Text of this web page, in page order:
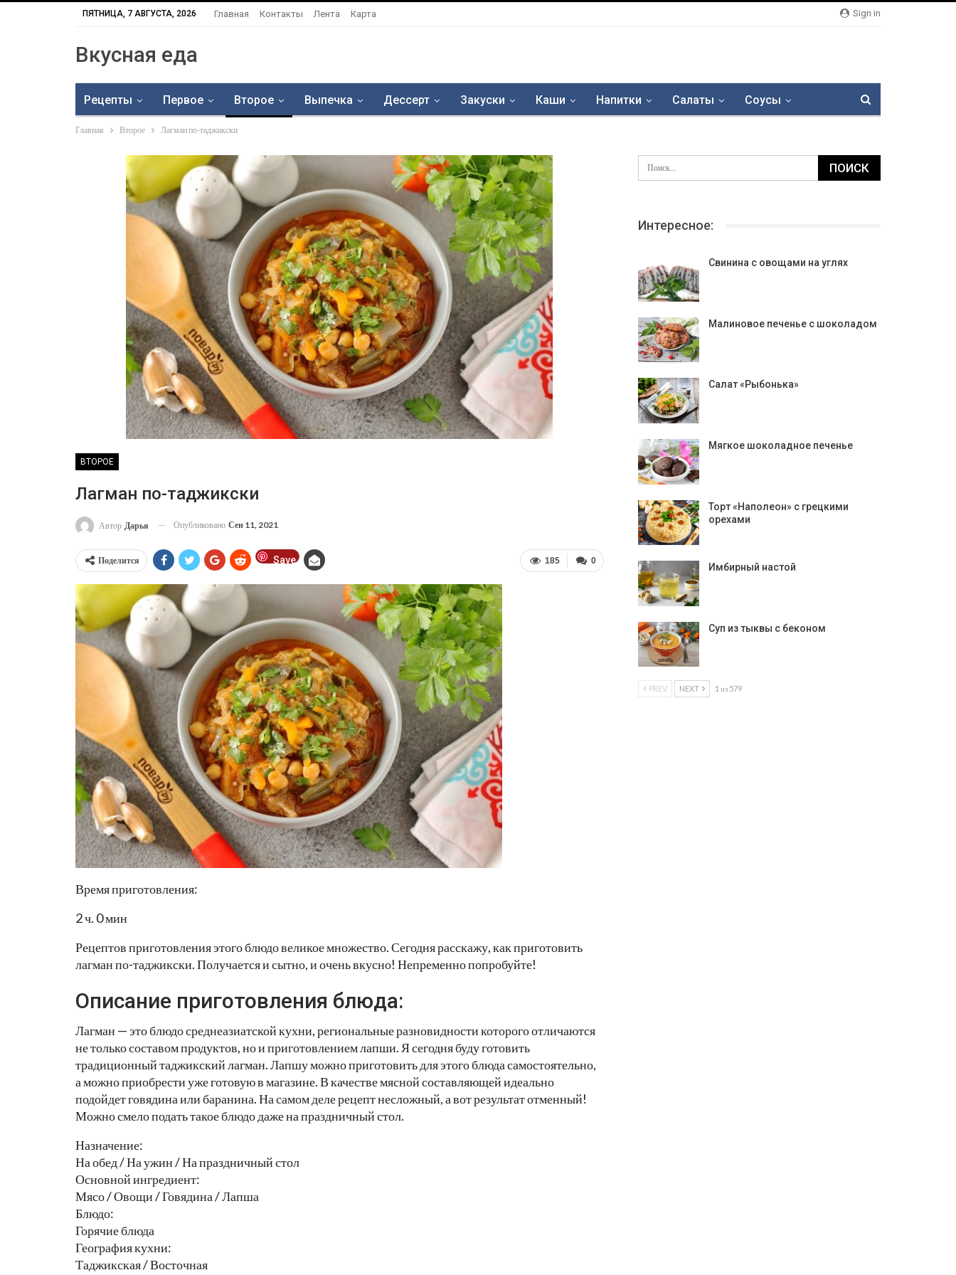
Sign in
ПЯТНИЦА, 7 АВГУСТА, 2026 Главная Контакты Лента Карта
Вкусная еда
Рецепты Первое Второе Выпечка Дессерт Закуски Каши Напитки Салаты Соусы
Главная Второе Лагман по-таджикски
ВТОРОЕ
Лагман по-таджикски
Автор Дарья Опубликовано Сен 11, 2021
0
185
Поделится Save
Время приготовления:
2 ч. 0 мин
Рецептов приготовления этого блюдо великое множество. Сегодня расскажу, как приготовить
лагман по-таджикски. Получается и сытно, и очень вкусно! Непременно попробуйте!
Описание приготовления блюда:
Лагман — это блюдо среднеазиатской кухни, региональные разновидности которого отличаются
не только составом продуктов, но и приготовлением лапши. Я сегодня буду готовить
традиционный таджикский лагман. Лапшу можно приготовить для этого блюда самостоятельно,
а можно приобрести уже готовую в магазине. В качестве мясной составляющей идеально
подойдет говядина или баранина. На самом деле рецепт несложный, а вот результат отменный!
Можно смело подать такое блюдо даже на праздничный стол.
Назначение:
На обед / На ужин / На праздничный стол
Основной ингредиент:
Мясо / Овощи / Говядина / Лапша
Блюдо:
Горячие блюда
География кухни:
Таджикская / Восточная
Интересное:
Свинина с овощами на углях
Малиновое печенье с шоколадом
Салат «Рыбонька»
Мягкое шоколадное печенье
Торт «Наполеон» с грецкими
орехами
Имбирный настой
Суп из тыквы с беконом
PREV NEXT 1 из 579